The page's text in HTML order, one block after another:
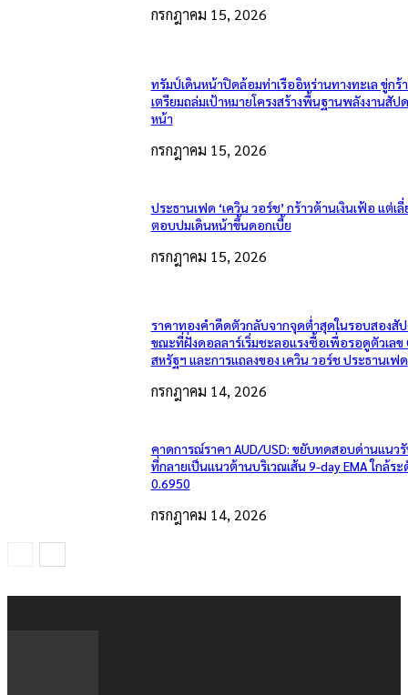
กรกฎาคม 15, 2026
ทรัมป์เดินหน้าปิดล้อมท่าเรืออิหร่านทางทะเล ขู่กร้
เตรียมถล่มเป้าหมายโครงสร้างพื้นฐานพลังงานสัป
หน้า
กรกฎาคม 15, 2026
ประธานเฟด ‘เควิน วอร์ช’ กร้าวต้านเงินเฟ้อ แต่เลี่
ตอบปมเดินหน้าขึ้นดอกเบี้ย
กรกฎาคม 15, 2026
ราคาทองคำดีดตัวกลับจากจุดต่ำสุดในรอบสองสั
ขณะที่ฝั่งดอลลาร์เริ่มชะลอแรงซื้อเพื่อรอดูตัวเลข
สหรัฐฯ และการแถลงของ เควิน วอร์ช ประธานเฟด
กรกฎาคม 14, 2026
คาดการณ์ราคา AUD/USD: ขยับทดสอบด่านแนวรั
ที่กลายเป็นแนวต้านบริเวณเส้น 9-day EMA ใกล้ร
0.6950
กรกฎาคม 14, 2026